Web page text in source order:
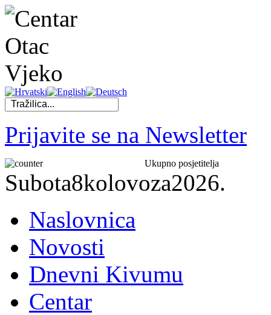
Prijavite se na Newsletter
Ukupno posjetitelja
Subota8kolovoza2026.
Naslovnica
Novosti
Dnevni Kivumu
Centar